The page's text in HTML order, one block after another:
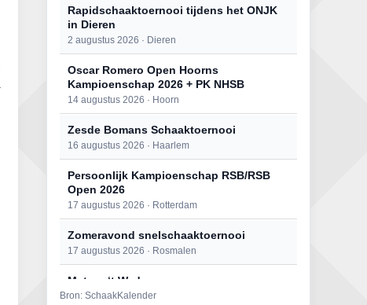
Rapidschaaktoernooi tijdens het ONJK
in Dieren
2 augustus 2026 · Dieren
Oscar Romero Open Hoorns
Kampioenschap 2026 + PK NHSB
14 augustus 2026 · Hoorn
Zesde Bomans Schaaktoernooi
16 augustus 2026 · Haarlem
Persoonlijk Kampioenschap RSB/RSB
Open 2026
17 augustus 2026 · Rotterdam
Zomeravond snelschaaktoernooi
17 augustus 2026 · Rosmalen
Mat op ‘t Wad
22 augustus 2026 · Den Burg, Texel
Bron: SchaakKalender